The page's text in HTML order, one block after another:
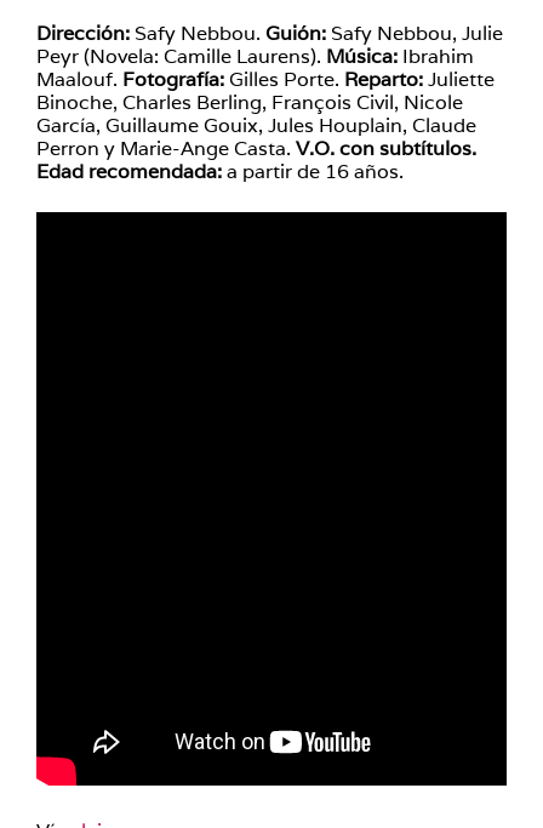
Dirección: Safy Nebbou. Guión: Safy Nebbou, Julie
Peyr (Novela: Camille Laurens). Música: Ibrahim
Maalouf. Fotografía:Gilles Porte. Reparto:Juliette
Binoche, Charles Berling, François Civil, Nicole
García, Guillaume Gouix, Jules Houplain, Claude
Perron y Marie-Ange Casta. V.O. con subtítulos.
Edad recomendada:a partir de 16 años.